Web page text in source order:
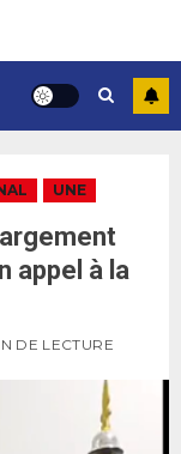
UNE
appel à la
DE LECTURE